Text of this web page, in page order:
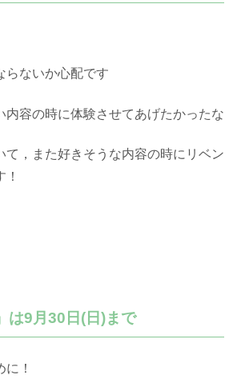
らないか心配です
内容の時に体験させてあげたかったな
て，また好きそうな内容の時にリベン
は9月30日(日)まで
！